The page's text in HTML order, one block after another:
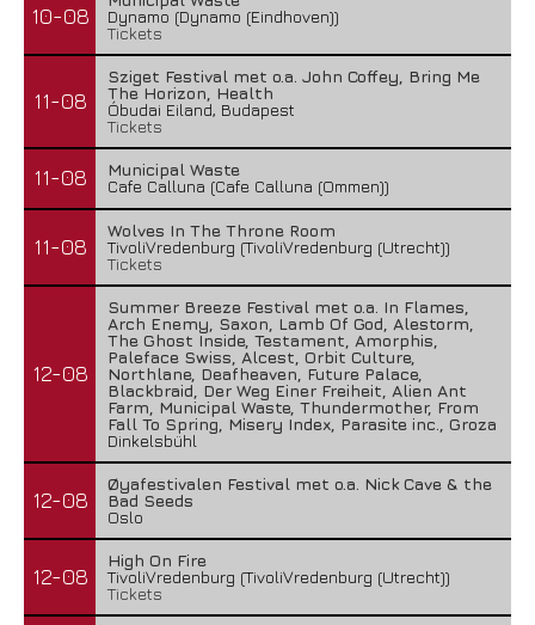
10-08
Dynamo (Dynamo (Eindhoven))
Tickets
11-08
Sziget Festival met o.a. John Coffey, Bring Me
The Horizon, Health
Óbudai Eiland, Budapest
Tickets
11-08
Municipal Waste
Cafe Calluna (Cafe Calluna (Ommen))
11-08
Wolves In The Throne Room
TivoliVredenburg (TivoliVredenburg (Utrecht))
Tickets
12-08
Summer Breeze Festival met o.a. In Flames,
Arch Enemy, Saxon, Lamb Of God, Alestorm,
The Ghost Inside, Testament, Amorphis,
Paleface Swiss, Alcest, Orbit Culture,
Northlane, Deafheaven, Future Palace,
Blackbraid, Der Weg Einer Freiheit, Alien Ant
Farm, Municipal Waste, Thundermother, From
Fall To Spring, Misery Index, Parasite inc., Groza
Dinkelsbühl
12-08
Øyafestivalen Festival met o.a. Nick Cave & the
Bad Seeds
Oslo
12-08
High On Fire
TivoliVredenburg (TivoliVredenburg (Utrecht))
Tickets